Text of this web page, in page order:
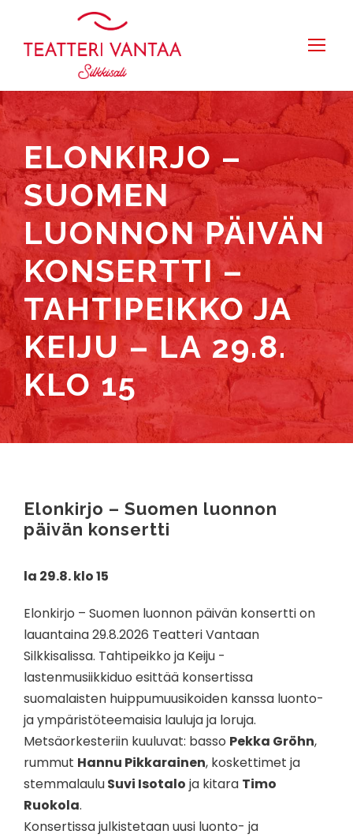
ELONKIRJO –
SUOMEN
LUONNON PÄIVÄN
KONSERTTI –
TAHTIPEIKKO JA
KEIJU – LA 29.8.
KLO 15
Elonkirjo – Suomen luonnon
päivän konsertti
la 29.8. klo 15
Elonkirjo – Suomen luonnon päivän konsertti on
lauantaina 29.8.2026 Teatteri Vantaan
Silkkisalissa. Tahtipeikko ja Keiju -
lastenmusiikkiduo esittää konsertissa
suomalaisten huippumuusikoiden kanssa luonto-
ja ympäristöteemaisia lauluja ja loruja.
Metsäorkesteriin kuuluvat: basso Pekka Gröhn,
rummut Hannu Pikkarainen, koskettimet ja
stemmalauluSuvi Isotalo ja kitara Timo
Ruokola.
Konsertissa julkistetaan uusi luonto- ja